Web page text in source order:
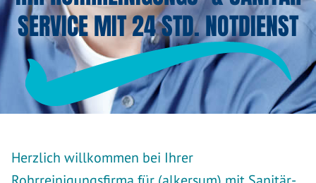
SERVICE MIT 24 STD. NOTDIENST
Herzlich willkommen bei Ihrer